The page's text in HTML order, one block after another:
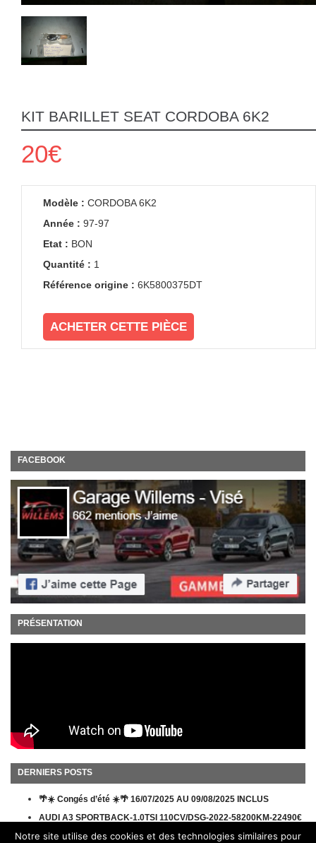
KIT BARILLET SEAT CORDOBA 6K2
20€
Modèle : CORDOBA 6K2
Année : 97-97
Etat : BON
Quantité : 1
Référence origine : 6K5800375DT
ACHETER CETTE PIÈCE
FACEBOOK
PRÉSENTATION
DERNIERS POSTS
🌴☀️ Congés d’été ☀️🌴 16/07/2025 AU 09/08/2025 INCLUS
AUDI A3 SPORTBACK-1.0TSI 110CV/DSG-2022-58200KM-22490€
ACTION REMBOURSEMENT MICHELIN
Notre site utilise des cookies et des technologies similaires pour